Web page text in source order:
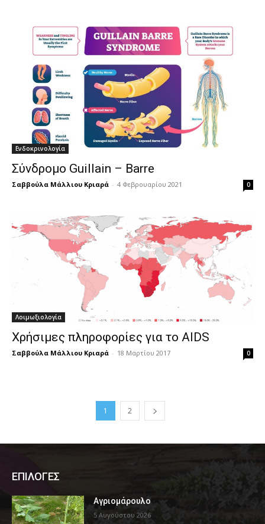
Ενδοκρινολογία
Σύνδρομο Guillain – Barre
Σαββούλα Μάλλιου Κριαρά - 4 Φεβρουαρίου 2021 0
Λοιμωξιολογία
Χρήσιμες πληροφορίες για το AIDS
Σαββούλα Μάλλιου Κριαρά - 18 Μαρτίου 2017 0
1 2
ΕΠΙΛΟΓΕΣ
Αγριομάρουλο
5 Αυγούστου 2026